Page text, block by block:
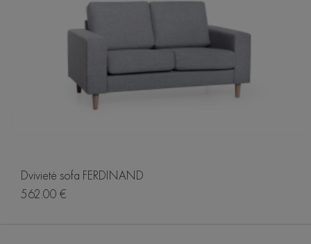
Dvivietė sofa FERDINAND
562.00 €